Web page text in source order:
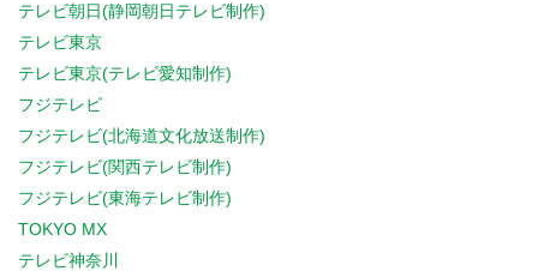
テレビ朝日(静岡朝日テレビ制作)
テレビ東京
テレビ東京(テレビ愛知制作)
フジテレビ
フジテレビ(北海道文化放送制作)
フジテレビ(関西テレビ制作)
フジテレビ(東海テレビ制作)
TOKYO MX
テレビ神奈川